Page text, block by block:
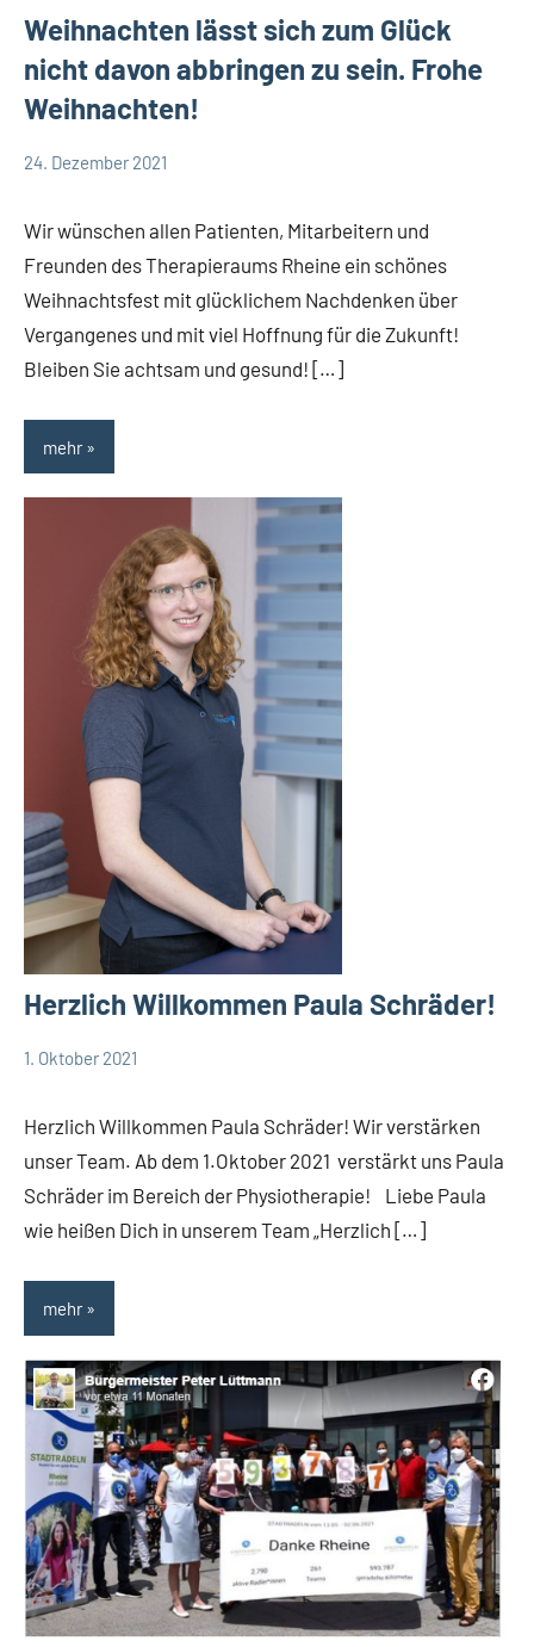
Weihnachten lässt sich zum Glück
nicht davon abbringen zu sein. Frohe
Weihnachten!
24. Dezember 2021
Wir wünschen allen Patienten, Mitarbeitern und
Freunden des Therapieraums Rheine ein schönes
Weihnachtsfest mit glücklichem Nachdenken über
Vergangenes und mit viel Hoffnung für die Zukunft!
Bleiben Sie achtsam und gesund! […]
mehr
Herzlich Willkommen Paula Schräder!
1. Oktober 2021
Herzlich Willkommen Paula Schräder! Wir verstärken
unser Team. Ab dem 1.Oktober 2021 verstärkt uns Paula
Schräder im Bereich der Physiotherapie! Liebe Paula
wie heißen Dich in unserem Team „Herzlich […]
mehr